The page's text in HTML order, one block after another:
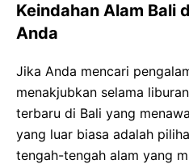
Keindahan Alam Bali
Anda
Jika Anda mencari
menakjubkan selama
terbaru di Bali yang
yang luar biasa adalah
tengah-tengah alam yang